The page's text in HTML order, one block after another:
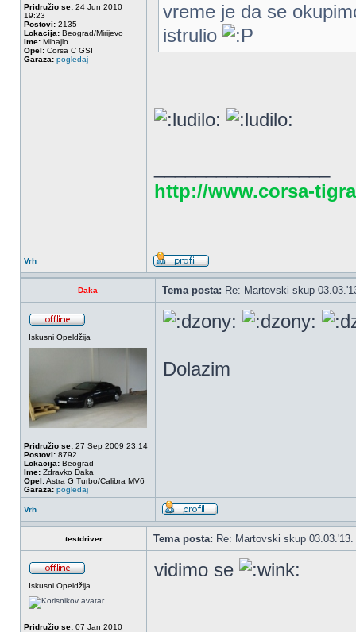
Pridružio se: 24 Jun 2010
19:23
Postovi: 2135
Lokacija: Beograd/Mirijevo
Ime: Mihajlo
Opel: Corsa C GSI
Garaza: pogledaj
vreme je da se
istrulio
http://www.corsa-
Vrh
Daka Tema posta: Re: Martovski skup
Iskusni Opeldžija
Pridružio se: 27 Sep 2009 23:14
Postovi: 8792
Lokacija: Beograd
Ime: Zdravko Daka
Opel:Astra G Turbo/Calibra MV6
Garaza: pogledaj
Dolazim
Vrh
testdriver Tema posta: Re: Martovski skup
Iskusni Opeldžija
Pridružio se: 07 Jan 2010
vidimo se